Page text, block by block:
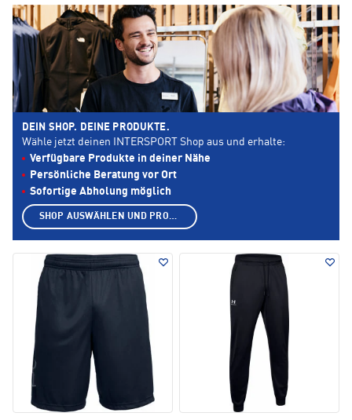
DEIN SHOP. DEINE PRODUKTE.
Wähle jetzt deinen INTERSPORT Shop aus und erhalte:
Verfügbare Produkte in deiner Nähe
Persönliche Beratung vor Ort
Sofortige Abholung möglich
SHOP AUSWÄHLEN UND PRODUKTE ANZEIGEN